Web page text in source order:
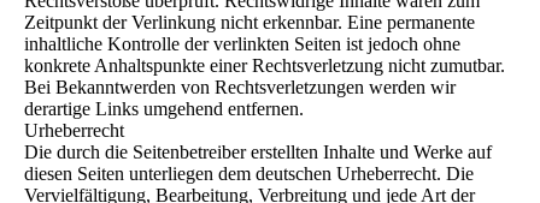
Zeitpunkt der Verlinkung nicht erkennbar. Eine permanente
inhaltliche Kontrolle der verlinkten Seiten ist jedoch ohne
konkrete Anhaltspunkte einer Rechtsverletzung nicht zumutbar.
Bei Bekanntwerden von Rechtsverletzungen werden wir
derartige Links umgehend entfernen.
Urheberrecht
Die durch die Seitenbetreiber erstellten Inhalte und Werke auf
diesen Seiten unterliegen dem deutschen Urheberrecht. Die
Vervielfältigung, Bearbeitung, Verbreitung und jede Art der